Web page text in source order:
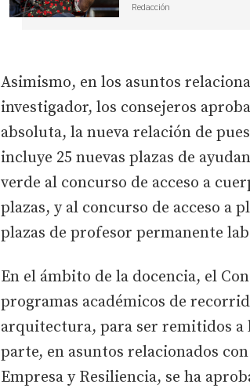
Redacción
Asimismo, en los asuntos
investigador, los consejeros
absoluta, la nueva relación de
incluye 25 nuevas plazas de
verde al concurso de acceso a
plazas, y al concurso de acceso a
plazas de profesor permanente
En el ámbito de la docencia, el
programas académicos de
arquitectura, para ser remitidos a
parte, en asuntos relacionados
Empresa y Resiliencia, se ha